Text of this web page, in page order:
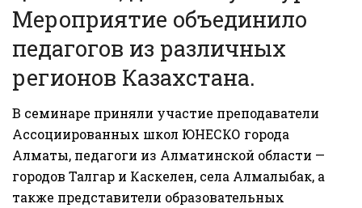
Мероприятие объединило
педагогов из различных
регионов Казахстана.
В семинаре приняли участие преподаватели
Ассоциированных школ ЮНЕСКО города
Алматы, педагоги из Алматинской области —
городов Талгар и Каскелен, села Алмалыбак, а
также представители образовательных